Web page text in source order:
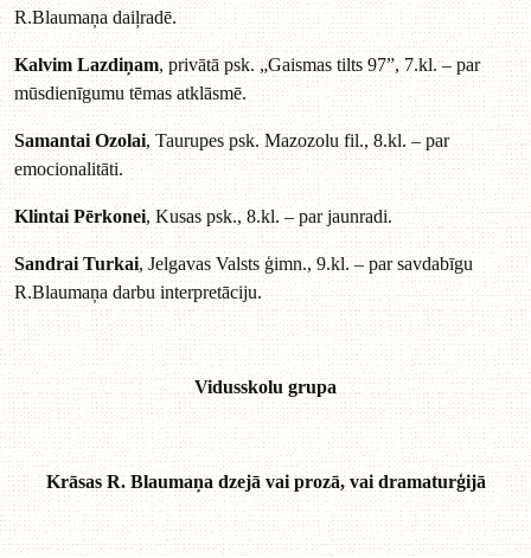
R.Blaumaņa daiļradē.
Kalvim Lazdiņam, privātā psk. „Gaismas tilts 97”, 7.kl. – par
mūsdienīgumu tēmas atklāsmē.
Samantai Ozolai, Taurupes psk. Mazozolu fil., 8.kl. – par
emocionalitāti.
Klintai Pērkonei, Kusas psk., 8.kl. – par jaunradi.
Sandrai Turkai, Jelgavas Valsts ģimn., 9.kl. – par savdabīgu
R.Blaumaņa darbu interpretāciju.
Vidusskolu grupa
Krāsas R. Blaumaņa dzejā vai prozā, vai dramaturģijā